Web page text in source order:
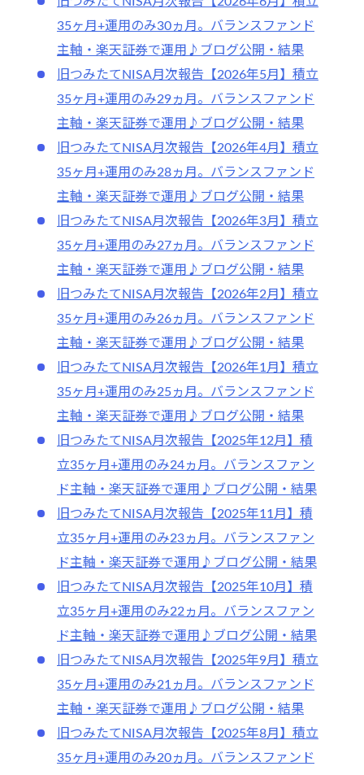
35ヶ月+運用のみ30ヵ月。バランスファンド
主軸・楽天証券で運用♪ブログ公開・結果
旧つみたてNISA月次報告【2026年5月】積立
35ヶ月+運用のみ29ヵ月。バランスファンド
主軸・楽天証券で運用♪ブログ公開・結果
旧つみたてNISA月次報告【2026年4月】積立
35ヶ月+運用のみ28ヵ月。バランスファンド
主軸・楽天証券で運用♪ブログ公開・結果
旧つみたてNISA月次報告【2026年3月】積立
35ヶ月+運用のみ27ヵ月。バランスファンド
主軸・楽天証券で運用♪ブログ公開・結果
旧つみたてNISA月次報告【2026年2月】積立
35ヶ月+運用のみ26ヵ月。バランスファンド
主軸・楽天証券で運用♪ブログ公開・結果
旧つみたてNISA月次報告【2026年1月】積立
35ヶ月+運用のみ25ヵ月。バランスファンド
主軸・楽天証券で運用♪ブログ公開・結果
旧つみたてNISA月次報告【2025年12月】積
立35ヶ月+運用のみ24ヵ月。バランスファン
ド主軸・楽天証券で運用♪ブログ公開・結果
旧つみたてNISA月次報告【2025年11月】積
立35ヶ月+運用のみ23ヵ月。バランスファン
ド主軸・楽天証券で運用♪ブログ公開・結果
旧つみたてNISA月次報告【2025年10月】積
立35ヶ月+運用のみ22ヵ月。バランスファン
ド主軸・楽天証券で運用♪ブログ公開・結果
旧つみたてNISA月次報告【2025年9月】積立
35ヶ月+運用のみ21ヵ月。バランスファンド
主軸・楽天証券で運用♪ブログ公開・結果
旧つみたてNISA月次報告【2025年8月】積立
35ヶ月+運用のみ20ヵ月。バランスファンド